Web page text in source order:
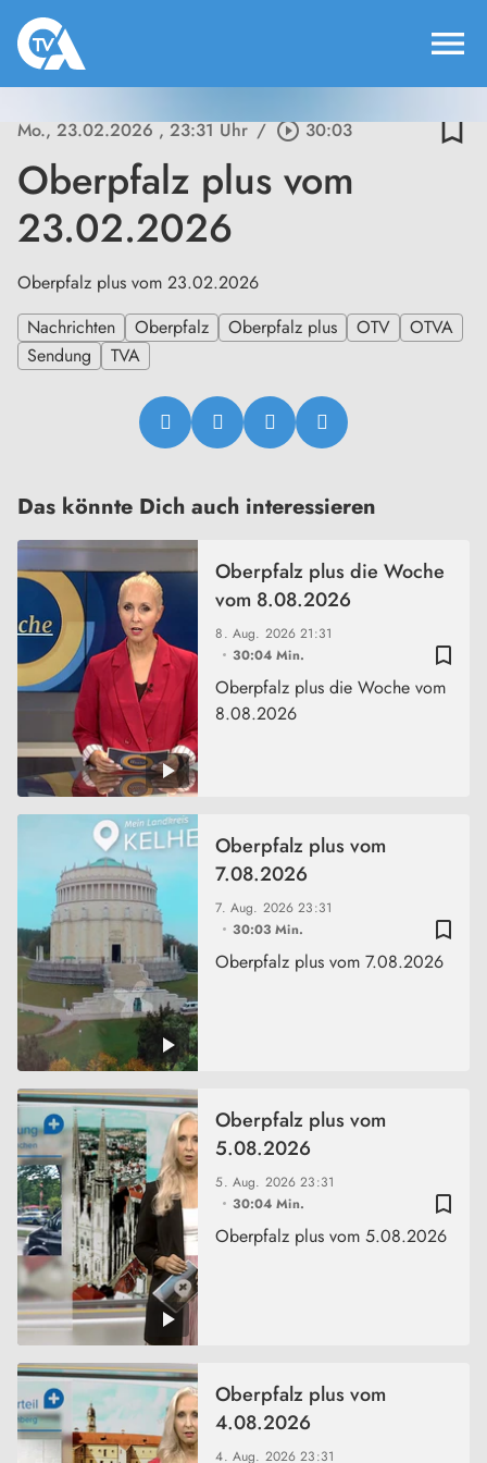
menu
Mo., 23.02.2026, 23:31 Uhr / play_circle_outline30:03 bookmark_border
Oberpfalz plus vom
23.02.2026
Oberpfalz plus vom 23.02.2026
Nachrichten
Oberpfalz Oberpfalz plus OTV
OTVA
Sendung
TVA
Das könnte Dich auch interessieren
bookmark_border
8. Aug. 202621:31
30:04 Min.
Oberpfalz plus die Woche
vom 8.08.2026
Oberpfalz plus die Woche vom
8.08.2026
bookmark_border
7. Aug. 202623:31
30:03 Min.
Oberpfalz plus vom
7.08.2026
Oberpfalz plus vom 7.08.2026
bookmark_border
5. Aug. 202623:31
30:04 Min.
Oberpfalz plus vom
5.08.2026
Oberpfalz plus vom 5.08.2026
4. Aug. 202623:31
Oberpfalz plus vom
4.08.2026